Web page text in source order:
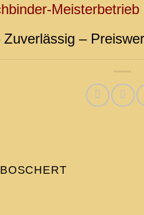
Meisterbetrieb
–